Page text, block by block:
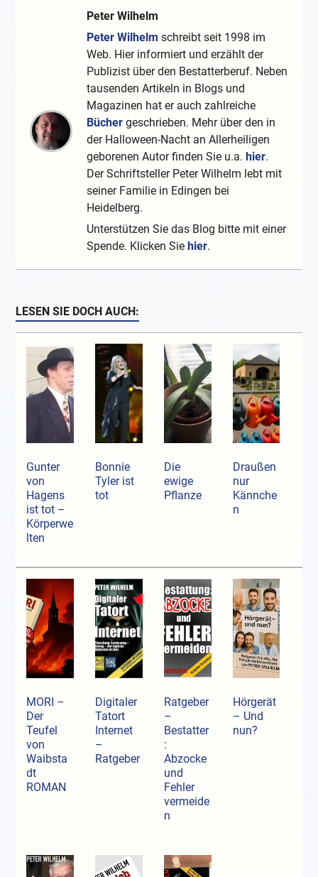
Peter Wilhelm
Peter Wilhelm schreibt seit 1998 im
Web. Hier informiert und erzählt der
Publizist über den Bestatterberuf. Neben
tausenden Artikeln in Blogs und
Magazinen hat er auch zahlreiche
Bücher geschrieben. Mehr über den in
der Halloween-Nacht an Allerheiligen
geborenen Autor finden Sie u.a.hier.
Der Schriftsteller Peter Wilhelm lebt mit
seiner Familie in Edingen bei
Heidelberg.
Unterstützen Sie das Blog bitte mit einer
Spende. Klicken Siehier.
LESEN SIE DOCH AUCH:
Gunter
von
Hagens
ist tot –
Körperwe
lten
Bonnie
Tyler ist
tot
Die
ewige
Pflanze
Draußen
nur
Kännche
n
MORI –
Der
Teufel
von
Waibsta
dt
ROMAN
Digitaler
Tatort
Internet
–
Ratgeber
Ratgeber
–
Bestatter
:
Abzocke
und
Fehler
vermeide
n
Hörgerät
– Und
nun?